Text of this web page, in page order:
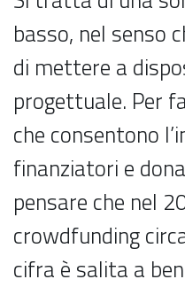
basso, nel senso
di mettere a
progettuale. Per
che consentono
finanziatori e
pensare che nel
crowdfunding
cifra è salita a